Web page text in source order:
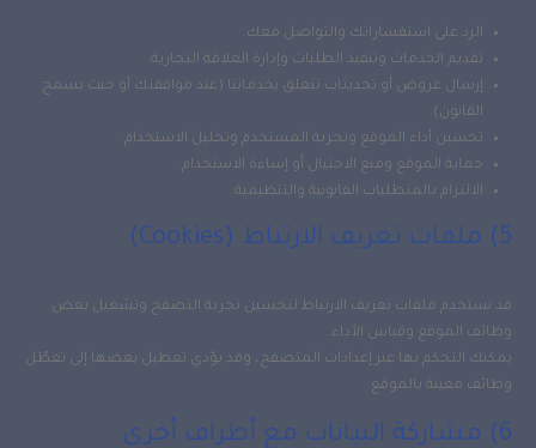
الرد على استفساراتك والتواصل معك.
تقديم الخدمات وتنفيذ الطلبات وإدارة العلاقة التجارية.
إرسال عروض أو تحديثات تتعلق بخدماتنا (عند موافقتك أو حيث يسمح
القانون).
تحسين أداء الموقع وتجربة المستخدم وتحليل الاستخدام.
حماية الموقع ومنع الاحتيال أو إساءة الاستخدام.
الالتزام بالمتطلبات القانونية والتنظيمية.
5) ملفات تعريف الارتباط (Cookies)
قد نستخدم ملفات تعريف الارتباط لتحسين تجربة التصفح وتشغيل بعض
وظائف الموقع وقياس الأداء.
يمكنك التحكم بها عبر إعدادات المتصفح، وقد يؤدي تعطيل بعضها إلى تعطّل
وظائف معينة بالموقع.
6) مشاركة البيانات مع أطراف أخرى